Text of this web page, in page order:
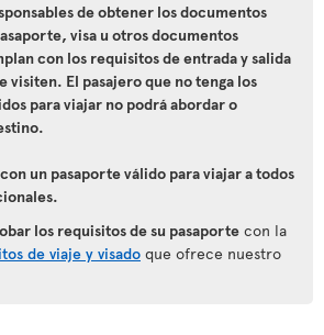
de obtener los documentos
visa u otros documentos
con los requisitos de entrada y salida
visiten. El pasajero que no tenga los
para viajar no podrá abordar o
un pasaporte válido para viajar a todos
los requisitos de su pasaporte con la
de viaje y visado que ofrece nuestro